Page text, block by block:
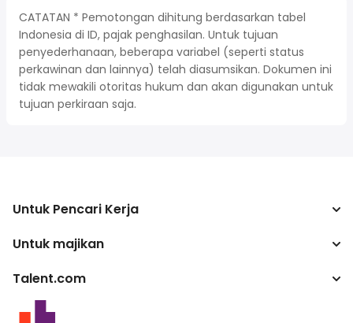
CATATAN * Pemotongan dihitung berdasarkan tabel
Indonesia di ID, pajak penghasilan. Untuk tujuan
penyederhanaan, beberapa variabel (seperti status
perkawinan dan lainnya) telah diasumsikan. Dokumen ini
tidak mewakili otoritas hukum dan akan digunakan untuk
tujuan perkiraan saja.
Untuk Pencari Kerja
Mencari pekerjaan
Untuk majikan
Perusahaan
Talent.com
Lebih banyak negara